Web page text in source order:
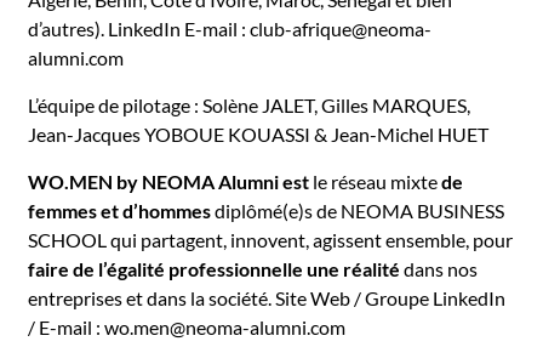
d’autres). LinkedIn E-mail :club-afrique@neoma-
alumni.com
L’équipe de pilotage : Solène JALET, Gilles MARQUES,
Jean-Jacques YOBOUE KOUASSI & Jean-Michel HUET
WO.MEN by NEOMA Alumni est le réseau mixtede
femmes et d’hommesdiplômé(e)s de NEOMA BUSINESS
SCHOOL qui partagent, innovent, agissent ensemble, pour
faire de l’égalité professionnelle une réalité dans nos
entreprises et dans la société.Site Web /Groupe LinkedIn
/ E-mail :wo.men@neoma-alumni.com